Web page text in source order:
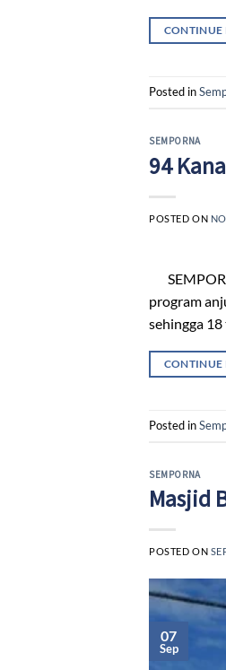
CONTINUE
Posted in
SEMPORNA
94
POSTED ON
program
sehingga
CONTINUE
Posted in
SEMPORNA
Masjid
POSTED ON
07
Sep